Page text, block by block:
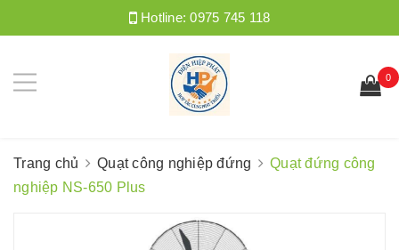
Hotline:0975 745 118
0
Trang chủ Quạt công nghiệp đứng
Quạt đứng công
nghiệp NS-650 Plus